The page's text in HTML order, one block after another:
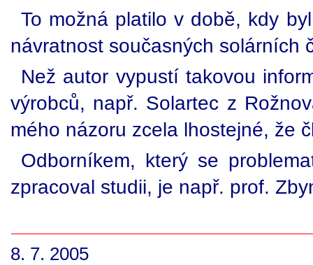
To možná platilo v době, kdy
návratnost současných solárních
Než autor vypustí takovou
výrobců, např. Solartec z
mého názoru zcela lhostejné, že
Odborníkem, který se
zpracoval studii, je např. prof.
8. 7. 2005